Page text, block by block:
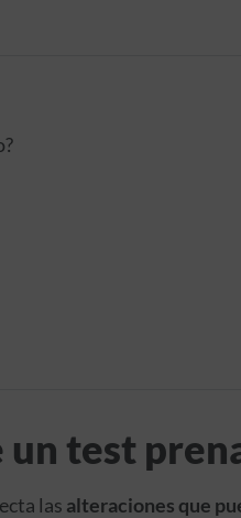
un test
las alteraciones que